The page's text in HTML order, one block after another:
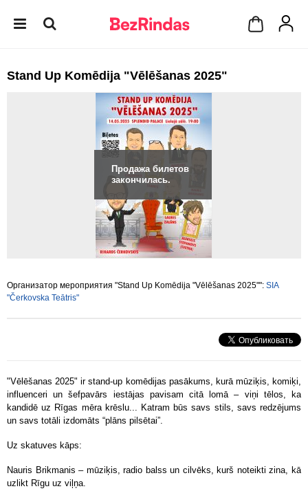
Stand Up Komēdija "Vēlēšanas 2025"
Продажа билетов
закончилась.
Организатор мероприятия "Stand Up Komēdija "Vēlēšanas 2025"": SIA
"Čerkovska Teātris"
"Vēlēšanas 2025" ir stand-up komēdijas pasākums, kurā mūziķis, komiķi,
influenceri un šefpavārs iestājas pavisam citā lomā – viņi tēlos, ka
kandidē uz Rīgas mēra krēslu... Katram būs savs stils, savs redzējums
un savs totāli izdomāts “plāns pilsētai”. ⠀
Uz skatuves kāps:
Nauris Brikmanis – mūziķis, radio balss un cilvēks, kurš noteikti zina, kā
uzlikt Rīgu uz viļņa.